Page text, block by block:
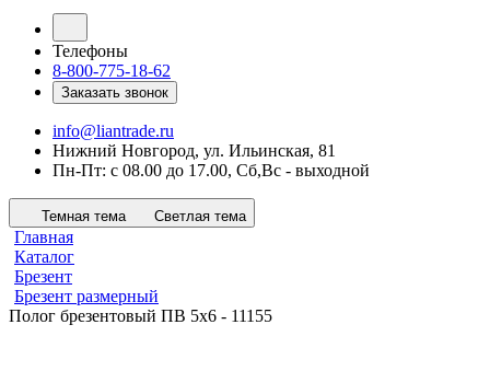
Телефоны
8-800-775-18-62
Заказать звонок
info@liantrade.ru
Нижний Новгород, ул. Ильинская, 81
Пн-Пт: c 08.00 до 17.00, Cб,Вс - выходной
Темная тема Светлая тема
Главная
Каталог
Брезент
Брезент размерный
Полог брезентовый ПВ 5х6 - 11155